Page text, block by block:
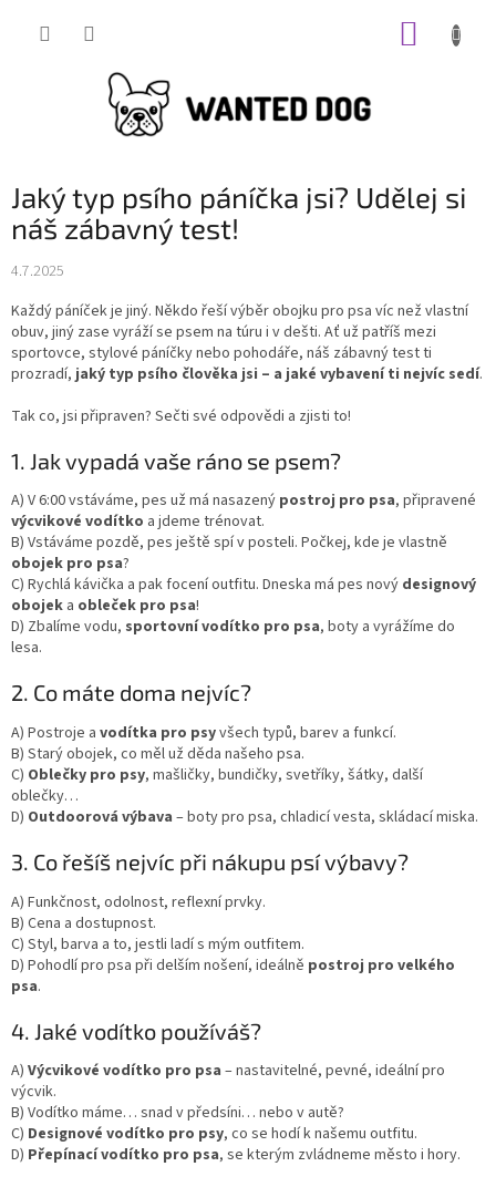
Jaký typ psího páníčka jsi? Udělej si
náš zábavný test!
4.7.2025
Každý páníček je jiný. Někdo řeší výběr obojku pro psa víc než vlastní
obuv, jiný zase vyráží se psem na túru i v dešti. Ať už patříš mezi
sportovce, stylové páníčky nebo pohodáře, náš zábavný test ti
prozradí, jaký typ psího člověka jsi – a jaké vybavení ti nejvíc sedí.
Tak co, jsi připraven? Sečti své odpovědi a zjisti to!
1. Jak vypadá vaše ráno se psem?
A) V 6:00 vstáváme, pes už má nasazený postroj pro psa, připravené
výcvikové vodítko a jdeme trénovat.
B) Vstáváme pozdě, pes ještě spí v posteli. Počkej, kde je vlastně
obojek pro psa?
C) Rychlá kávička a pak focení outfitu. Dneska má pes nový designový
obojek a obleček pro psa!
D) Zbalíme vodu, sportovní vodítko pro psa, boty a vyrážíme do
lesa.
2. Co máte doma nejvíc?
A) Postroje a vodítka pro psyvšech typů, barev a funkcí.
B) Starý obojek, co měl už děda našeho psa.
C) Oblečky pro psy, mašličky, bundičky, svetříky, šátky, další
oblečky…
D) Outdoorová výbava – boty pro psa, chladicí vesta, skládací miska.
3. Co řešíš nejvíc při nákupu psí výbavy?
A) Funkčnost, odolnost, reflexní prvky.
B) Cena a dostupnost.
C) Styl, barva a to, jestli ladí s mým outfitem.
D) Pohodlí pro psa při delším nošení, ideálně postroj pro velkého
psa.
4. Jaké vodítko používáš?
A) Výcvikové vodítko pro psa – nastavitelné, pevné, ideální pro
výcvik.
B) Vodítko máme… snad v předsíni… nebo v autě?
C) Designové vodítko pro psy, co se hodí k našemu outfitu.
D) Přepínací vodítko pro psa, se kterým zvládneme město i hory.